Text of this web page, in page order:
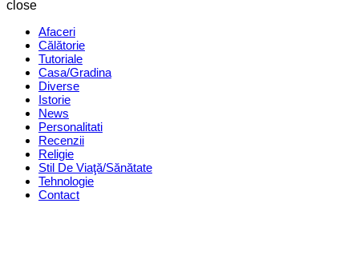
close
Afaceri
Călătorie
Tutoriale
Casa/Gradina
Diverse
Istorie
News
Personalitati
Recenzii
Religie
Stil De Viaţă/Sănătate
Tehnologie
Contact